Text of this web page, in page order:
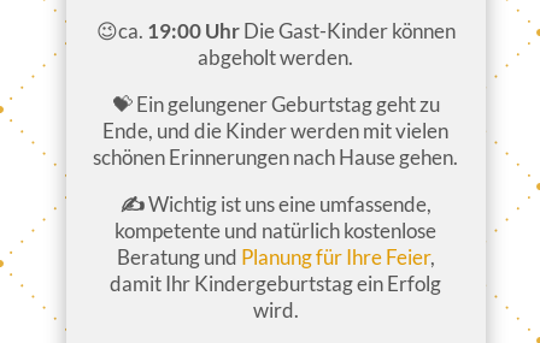
😉ca. 19:00 UhrDie Gast-Kinder können
abgeholt werden.
💝 Ein gelungener Geburtstag geht zu
Ende, und die Kinder werden mit vielen
schönen Erinnerungen nach Hause gehen.
✍Wichtig ist uns eine umfassende,
kompetente und natürlich kostenlose
Beratung und Planung für Ihre Feier,
damit Ihr Kindergeburtstag ein Erfolg
wird.